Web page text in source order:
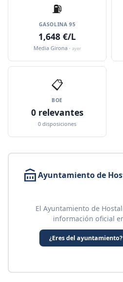
⛽️
GASOLINA 95
1,648 €/L
Media Girona · ayer
📋
BOE
0 relevantes
0 disposiciones
Ayuntamiento de
El Ayuntamiento de
información oficial
¿Eres del